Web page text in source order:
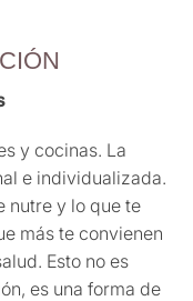
y cocinas. La
e individualizada.
nutre y lo que te
más te convienen
Esto no es
es una forma de